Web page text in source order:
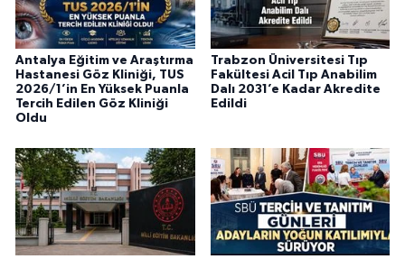
Antalya Eğitim ve Araştırma
Hastanesi Göz Kliniği, TUS
2026/1’in En Yüksek Puanla
Tercih Edilen Göz Kliniği
Oldu
Trabzon Üniversitesi Tıp
Fakültesi Acil Tıp Anabilim
Dalı 2031’e Kadar Akredite
Edildi